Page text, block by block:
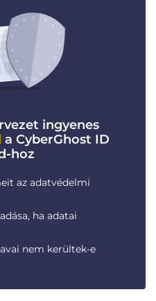
ingyenes
a CyberGhost ID
hoz
az adatvédelmi
ha adatai
nem kerültek-e